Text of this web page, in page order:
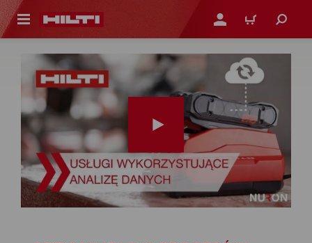
GŁÓWNEJ ZALOGUJ SIĘ LUB
KOSZYK